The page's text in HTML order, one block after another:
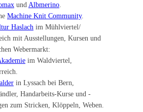
und Albmerino.
Machine Knit Community.
Haslach im Mühlviertel/
mit Ausstellungen, Kursen und
Webermarkt:
im Waldviertel,
in Lyssach bei Bern,
Handarbeits-Kurse und -
zum Stricken, Klöppeln, Weben.